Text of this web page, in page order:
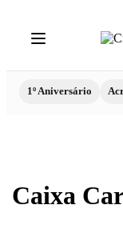
1º Aniversário
Caixa